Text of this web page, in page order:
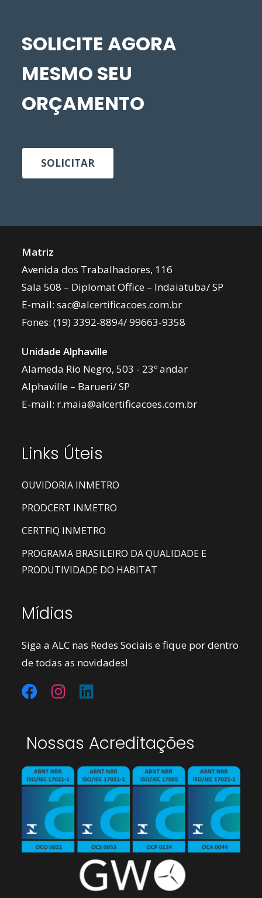
SOLICITE AGORA
MESMO SEU
ORÇAMENTO
SOLICITAR
Matriz
Avenida dos Trabalhadores, 116
Sala 508 – Diplomat Office – Indaiatuba/ SP
E-mail:sac@alcertificacoes.com.br
Fones:(19) 3392-8894/99663-9358
Unidade Alphaville
Alameda Rio Negro, 503 - 23º andar
Alphaville – Barueri/ SP
E-mail: r.maia@alcertificacoes.com.br
Links Úteis
OUVIDORIA INMETRO
PRODCERT INMETRO
CERTFIQ INMETRO
PROGRAMA BRASILEIRO DA QUALIDADE E
PRODUTIVIDADE DO HABITAT
Mídias
Siga a ALC nas Redes Sociais e fique por dentro
de todas as novidades!
Nossas Acreditações